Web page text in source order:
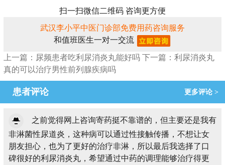
扫一扫微信二维码 咨询更方便
武汉李小平中医门诊部免费用药咨询服务
和值班医生一对一交流
上一篇：尿频患者吃利尿消炎丸能好吗 下一篇：利尿消炎丸
真的可以治疗男性前列腺疾病吗
患者评论 更多评论 >
之前觉得网上咨询寄药挺不靠谱的，但主要还是我有
非淋菌性尿道炎，这种病可以通过性接触传播，不想让女
朋友担心，也为了更好的治疗非淋，所以最后我选择了口
碑很好的利尿消炎丸，希望通过中药的调理能够治疗得更